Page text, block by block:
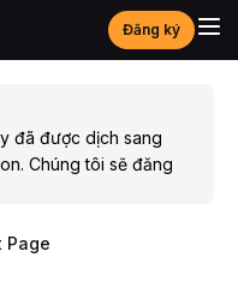
Đăng ký
đã được dịch sang
Chúng tôi sẽ đăng
Page